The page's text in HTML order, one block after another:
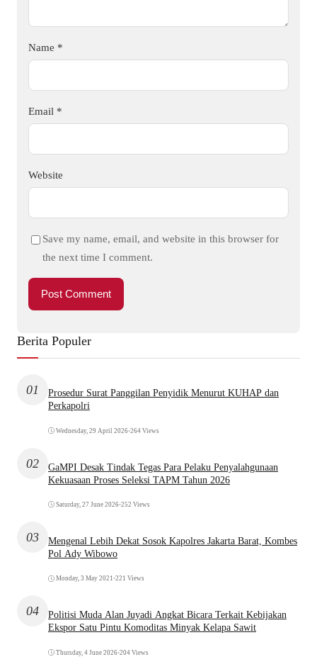
Name *
Email *
Website
Save my name, email, and website in this browser for
the next time I comment.
Berita Populer
01
Prosedur Surat Panggilan Penyidik Menurut KUHAP dan
Perkapolri
Wednesday, 29 April 2026•264 Views
02
GaMPI Desak Tindak Tegas Para Pelaku Penyalahgunaan
Kekuasaan Proses Seleksi TAPM Tahun 2026
Saturday, 27 June 2026•252 Views
03
Mengenal Lebih Dekat Sosok Kapolres Jakarta Barat, Kombes
Pol Ady Wibowo
Monday, 3 May 2021 •221 Views
04
Politisi Muda Alan Juyadi Angkat Bicara Terkait Kebijakan
Ekspor Satu Pintu Komoditas Minyak Kelapa Sawit
Thursday, 4 June 2026•204 Views